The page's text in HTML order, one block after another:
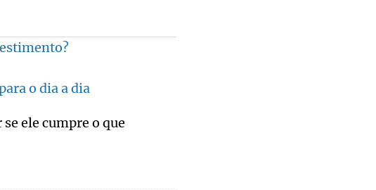
o dia a dia
ele cumpre o que